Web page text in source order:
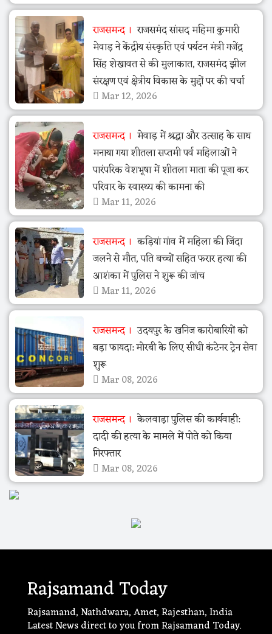
राजसमन्द
राजसमंद सांसद महिमा कुमारी
मेवाड़ ने केंद्रीय संस्कृति एवं पर्यटन मंत्री गजेंद्र
सिंह शेखावत से की मुलाकात, राजसमंद झील
संरक्षण एवं क्षेत्रीय विकास के मुद्दों पर की चर्चा
Mar 12, 2026
राजसमन्द
मेवाड़ में श्रद्धा और उत्साह के साथ
मनाया गया शीतला सप्तमी पर्व महिलाओं ने
पारंपरिक वेशभूषा में शीतला माता की पूजा कर
परिवार के स्वास्थ्य की कामना की
Mar 11, 2026
राजसमन्द
कड़ियां गांव में महिला की जिंदा
जलने से मौत, पति बच्चों सहित फरार हत्या की
आशंका में पुलिस ने शुरू की जांच
Mar 11, 2026
राजसमन्द
उदयपुर के खनिज कारोबारियों को
बड़ा फायदा: मोरबी के लिए सीधी कंटेनर ट्रेन सेवा
शुरू
Mar 08, 2026
राजसमन्द
केलवाड़ा पुलिस की कार्यवाही:
दादी की हत्या के मामले में पोते को किया
गिरफ्तार
Mar 08, 2026
Rajsamand Today
Rajsamand, Nathdwara, Amet, Rajesthan, India
Latest News direct to you from Rajsamand Today.